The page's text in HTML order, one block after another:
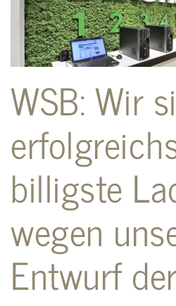
WSB: Wir
billigste
wegen
Entwurf